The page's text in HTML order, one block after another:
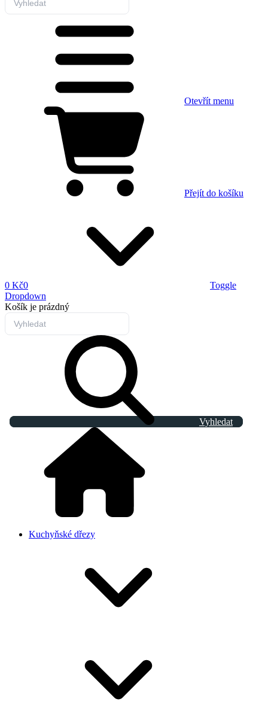
Otevřít menu
Přejít do košíku
0 Kč0
Toggle
Dropdown
Košík je prázdný
Vyhledat
Kuchyňské dřezy